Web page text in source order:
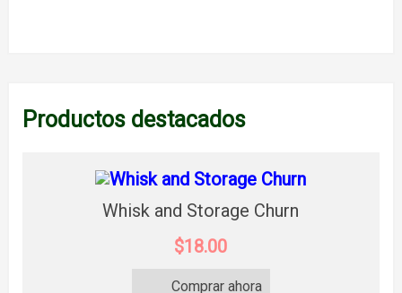
Productos destacados
Whisk and Storage Churn
$18.00
Comprar ahora